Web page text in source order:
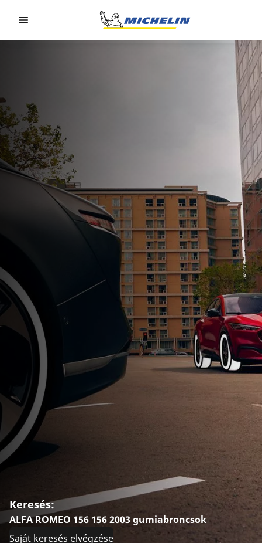
Keresés:
ALFA ROMEO 156 156 2003 gumiabroncsok
Saját keresés elvégzése